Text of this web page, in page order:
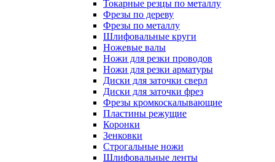
Токарные резцы по металлу
Фрезы по дереву
Фрезы по металлу
Шлифовальные круги
Ножевые валы
Ножи для резки проводов
Ножи для резки арматуры
Диски для заточки сверл
Диски для заточки фрез
Фрезы кромкоскалывающие
Пластины режущие
Коронки
Зенковки
Строгальные ножи
Шлифовальные ленты